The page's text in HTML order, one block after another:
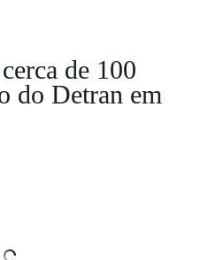
de 100
do Detran em